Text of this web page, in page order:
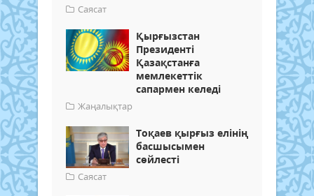
Саясат
Қырғызстан
Президенті
Қазақстанға
мемлекеттік
сапармен келеді
Жаңалықтар
Тоқаев қырғыз елінің
басшысымен
сөйлесті
Саясат